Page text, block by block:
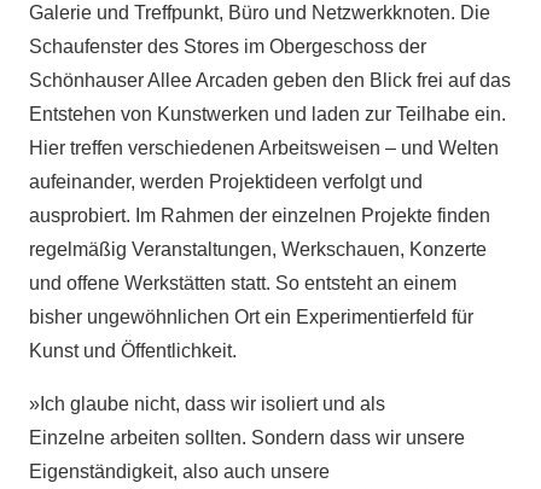
Galerie und Treffpunkt, Büro und Netzwerkknoten. Die
Schaufenster des Stores im Obergeschoss der
Schönhauser Allee Arcaden geben den Blick frei auf das
Entstehen von Kunstwerken und laden zur Teilhabe ein.
Hier treffen verschiedenen Arbeitsweisen – und Welten
aufeinander, werden Projektideen verfolgt und
ausprobiert. Im Rahmen der einzelnen Projekte finden
regelmäßig Veranstaltungen, Werkschauen, Konzerte
und offene Werkstätten statt. So entsteht an einem
bisher ungewöhnlichen Ort ein Experimentierfeld für
Kunst und Öffentlichkeit.
»Ich glaube nicht, dass wir isoliert und als
Einzelne arbeiten sollten. Sondern dass wir unsere
Eigenständigkeit, also auch unsere